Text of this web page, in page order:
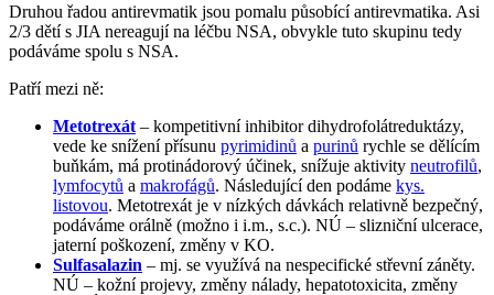
Druhou řadou antirevmatik jsou pomalu působící antirevmatika. Asi
2/3 dětí s JIA nereagují na léčbu NSA, obvykle tuto skupinu tedy
podáváme spolu s NSA.
Patří mezi ně:
Metotrexát – kompetitivní inhibitor dihydrofolátreduktázy,
vede ke snížení přísunu pyrimidinů a purinů rychle se dělícím
buňkám, má protinádorový účinek, snížuje aktivity neutrofilů,
lymfocytů a makrofágů. Následující den podáme kys.
listovou. Metotrexát je v nízkých dávkách relativně bezpečný,
podáváme orálně (možno i i.m., s.c.). NÚ – slizniční ulcerace,
jaterní poškození, změny v KO.
Sulfasalazin – mj. se využívá na nespecifické střevní záněty.
NÚ – kožní projevy, změny nálady, hepatotoxicita, změny